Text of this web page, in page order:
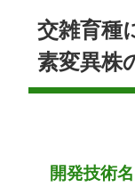
交雑育種
素変異株
開発技術名